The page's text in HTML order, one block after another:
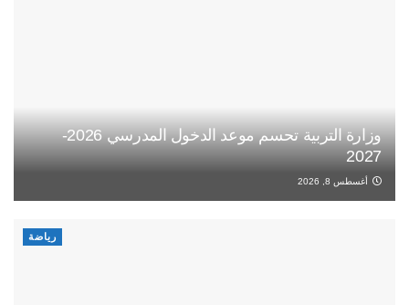
وزارة التربية تحسم موعد الدخول المدرسي 2026-
2027
أغسطس 8, 2026
رياضة